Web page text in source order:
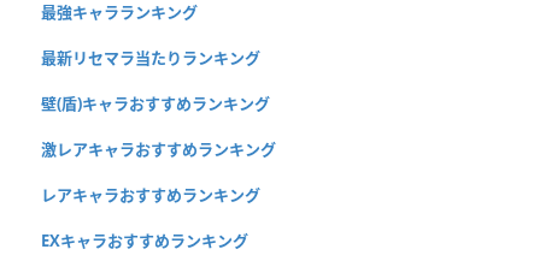
最強キャラランキング
最新リセマラ当たりランキング
壁(盾)キャラおすすめランキング
激レアキャラおすすめランキング
レアキャラおすすめランキング
EXキャラおすすめランキング